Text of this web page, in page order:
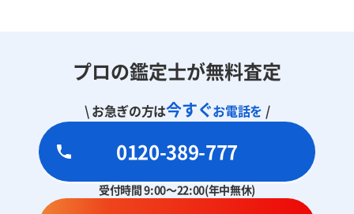
プロの鑑定士が無料査定
\ お急ぎの方は今すぐお電話を /
0120-389-777
受付時間 9:00～22:00(年中無休)